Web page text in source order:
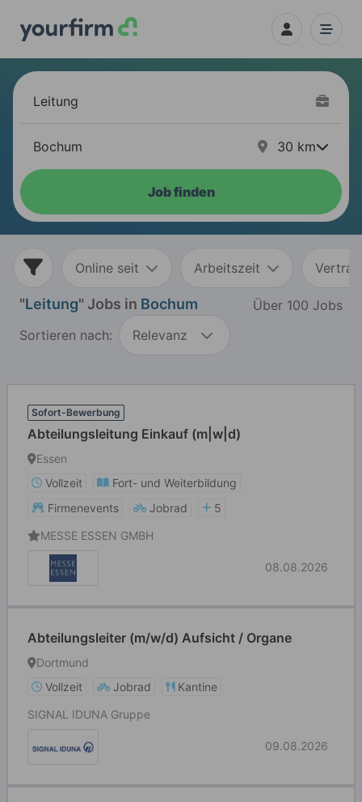
30 km
Job finden
Online seit Arbeitszeit
"Leitung" Jobs in Bochum
Über 100 Jobs
Sortieren nach:
Relevanz
Sofort-Bewerbung
Abteilungsleitung Einkauf (m|w|d)
Essen
Vollzeit
Fort- und Weiterbildung
Firmenevents
Jobrad
5
MESSE ESSEN GMBH
08.08.2026
Abteilungsleiter (m/w/d) Aufsicht / Organe
Dortmund
Vollzeit
Jobrad
Kantine
SIGNAL IDUNA Gruppe
09.08.2026